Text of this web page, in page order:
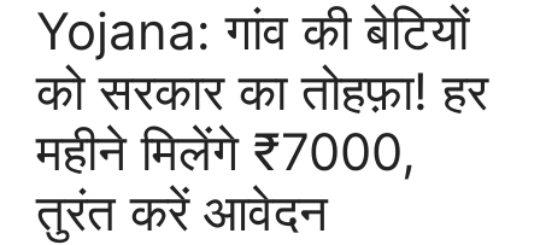
Yojana: गांव की बेटियों
को सरकार का तोहफ़ा! हर
महीने मिलेंगे ₹7000,
तुरंत करें आवेदन